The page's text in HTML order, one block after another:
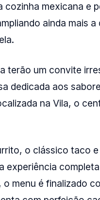
mexicana e
ainda mais a
terão um convite
dedicada aos
na Vila, o
o clássico taco
experiência
menu é finalizado